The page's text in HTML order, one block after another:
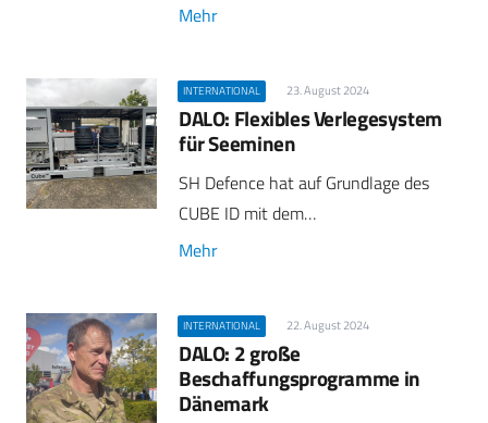
Mehr
INTERNATIONAL 23. August 2024
DALO: Flexibles Verlegesystem
für Seeminen
SH Defence hat auf Grundlage des
CUBE ID mit dem…
Mehr
INTERNATIONAL 22. August 2024
DALO: 2 große
Beschaffungsprogramme in
Dänemark